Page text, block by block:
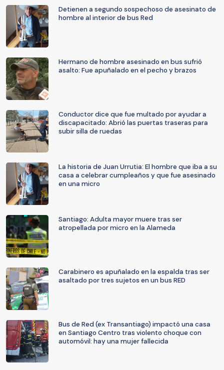
Detienen a segundo sospechoso de asesinato de
hombre al interior de bus Red
Hermano de hombre asesinado en bus sufrió
asalto: Fue apuñalado en el pecho y brazos
Conductor dice que fue multado por ayudar a
discapacitado: Abrió las puertas traseras para
subir silla de ruedas
La historia de Juan Urrutia: El hombre que iba a su
casa a celebrar cumpleaños y que fue asesinado
en una micro
Santiago: Adulta mayor muere tras ser
atropellada por micro en la Alameda
Carabinero es apuñalado en la espalda tras ser
asaltado por tres sujetos en un bus RED
Bus de Red (ex Transantiago) impactó una casa
en Santiago Centro tras violento choque con
automóvil: hay una mujer fallecida